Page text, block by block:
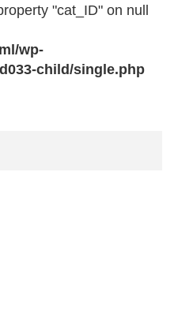
"cat_ID" on null
wp-
child/single.php